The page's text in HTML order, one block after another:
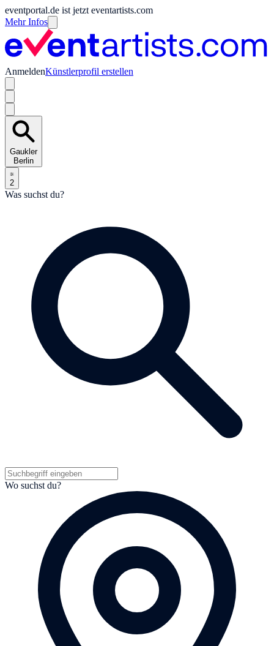
eventportal.de ist jetzt eventartists.com
Mehr Infos
AnmeldenKünstlerprofil erstellen
Gaukler
Berlin
2
Was suchst du?
Wo suchst du?